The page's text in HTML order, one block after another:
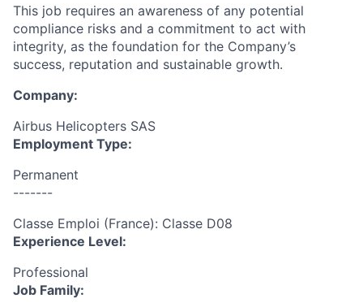
This job requires an awareness of any potential
compliance risks and a commitment to act with
integrity, as the foundation for the Company’s
success, reputation and sustainable growth.
Company:
Airbus Helicopters SAS
Employment Type:
Permanent
-------
Classe Emploi (France): Classe D08
Experience Level:
Professional
Job Family: